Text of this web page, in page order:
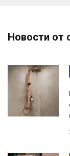
Новости от